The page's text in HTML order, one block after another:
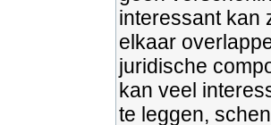
interessant kan
elkaar
juridische
kan veel
te leggen,